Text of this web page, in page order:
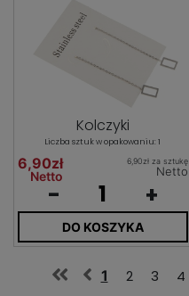
Kolczyki
Liczba sztuk w opakowaniu: 1
6,90zł
Netto
6,90zł za sztukę
Netto
- +
DO KOSZYKA
1 2 3 4